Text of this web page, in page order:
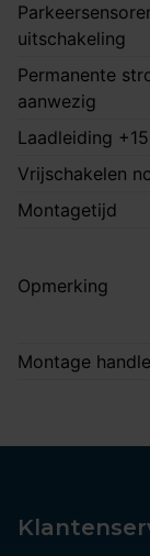
uitschakeling
Permanente
aanwezig
Laadleiding
Vrijschakelen
Montagetijd
Opmerking
Montage